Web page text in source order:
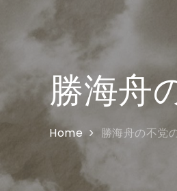
勝海舟
Home 勝海舟の不党